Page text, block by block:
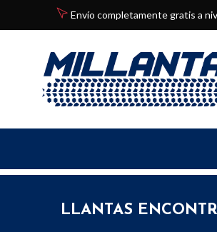
Envío completamente gratis a
LLANTAS